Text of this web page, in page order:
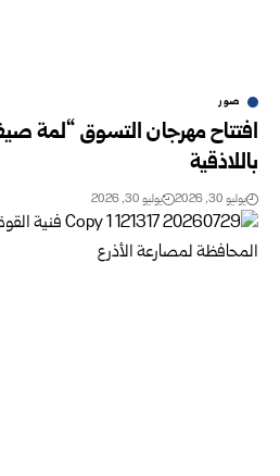
صور
افتتاح مهرجان التسوق “لمة
باللاذقية
يوليو 30, 2026 يوليو 30, 2026